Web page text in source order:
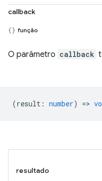
callback
função
O parâmetro callback
(result : number) =>
resultado